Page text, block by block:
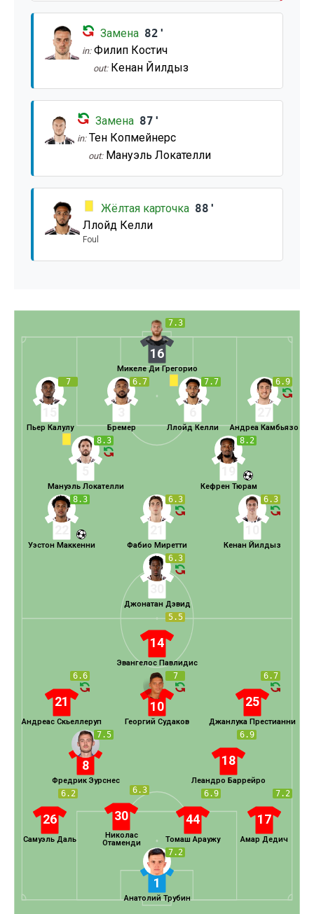
Замена 82'
in: Филип Костич
out: Кенан Йилдыз
Замена 87'
in: Тен Копмейнерс
out: Мануэль Локателли
Жёлтая карточка 88'
Ллойд Келли
Foul
7.3
16
Микеле Ди Грегорио
6.9
Андреа Камбьязо
7.7
Ллойд Келли
6.7
Бремер
7
Пьер Калулу
8.2
Кефрен Тюрам
8.3
Мануэль Локателли
6.3
Кенан Йилдыз
6.3
Фабио Миретти
8.3
Уэстон Маккенни
6.3
Джонатан Дэвид
7.2
1
Анатолий Трубин
6.2
26
Самуэль Даль
6.3
30
Николас
Отаменди
6.9
44
Томаш Араужу
7.2
17
Амар Дедич
7.5
8
Фредрик Эурснес
6.9
18
Леандро Баррейро
6.6
21
Андреас Скьеллеруп
7
10
Георгий Судаков
6.7
25
Джанлука Престианни
5.5
14
Эвангелос Павлидис